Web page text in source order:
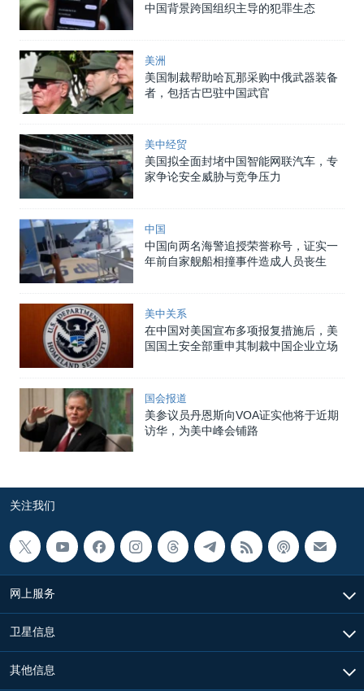
中国背景跨国组织主导的犯罪生态
美洲
美国制裁帮助哈瓦那采购中俄武器装备
者，包括古巴驻中国武官
美中经贸
美国拟全面封堵中国智能网联汽车，专
家争论安全威胁与竞争压力
中国
中国向两名海警追授荣誉称号，证实一
年前自家舰船相撞事件造成人员丧生
美中关系
在中国对美国宣布多项报复措施后，美
国国土安全部重申其制裁中国企业立场
国会报道
美参议员丹恩斯向VOA证实他将于近期
访华，为美中峰会铺路
关注我们
网上服务
卫星信息
其他信息